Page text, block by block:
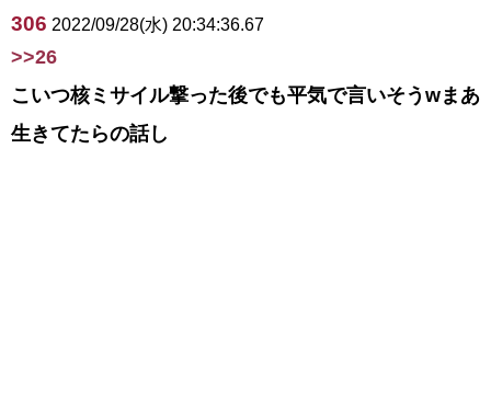
306 2022/09/28(水) 20:34:36.67
>>26
こいつ核ミサイル撃った後でも平気で言いそうwまあ
生きてたらの話し